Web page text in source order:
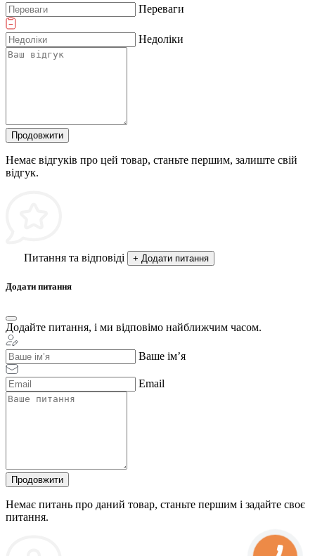
Переваги
Недоліки
Продовжити
Немає відгуків про цей товар, станьте першим, залиште свій
відгук.
Питання та відповіді + Додати питання
Додати питання
Додайте питання, і ми відповімо найближчим часом.
Ваше ім’я
Email
Продовжити
Немає питань про даний товар, станьте першим і задайте своє
питання.